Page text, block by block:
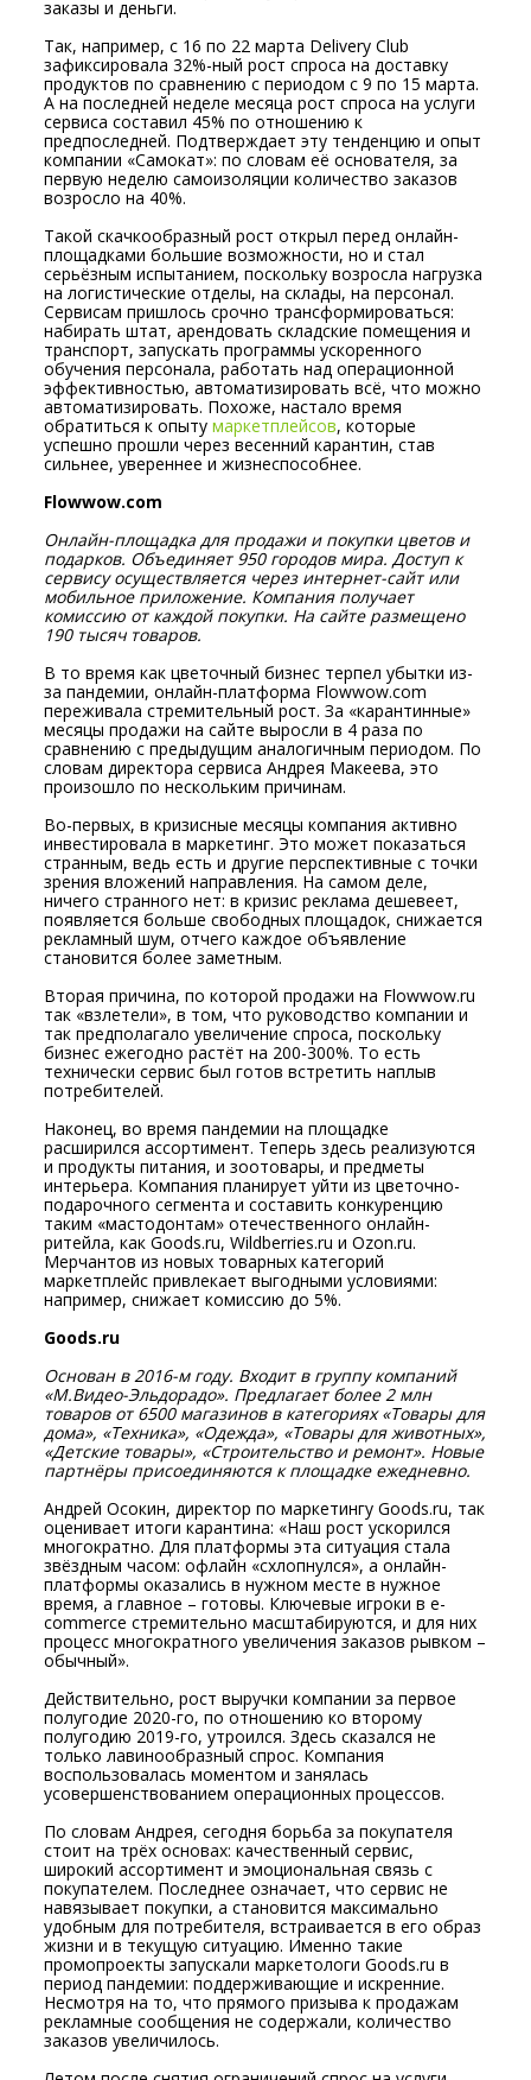
заказы и деньги.
Так, например, с 16 по 22 марта Delivery Club
зафиксировала 32%-ный рост спроса на доставку
продуктов по сравнению с периодом с 9 по 15 марта.
А на последней неделе месяца рост спроса на услуги
сервиса составил 45% по отношению к
предпоследней. Подтверждает эту тенденцию и опыт
компании «Самокат»: по словам её основателя, за
первую неделю самоизоляции количество заказов
возросло на 40%.
Такой скачкообразный рост открыл перед онлайн-
площадками большие возможности, но и стал
серьёзным испытанием, поскольку возросла нагрузка
на логистические отделы, на склады, на персонал.
Сервисам пришлось срочно трансформироваться:
набирать штат, арендовать складские помещения и
транспорт, запускать программы ускоренного
обучения персонала, работать над операционной
эффективностью, автоматизировать всё, что можно
автоматизировать. Похоже, настало время
обратиться к опытумаркетплейсов, которые
успешно прошли через весенний карантин, став
сильнее, увереннее и жизнеспособнее.
Flowwow.com
Онлайн-площадка для продажи и покупки цветов и
подарков. Объединяет 950 городов мира. Доступ к
сервису осуществляется через интернет-сайт или
мобильное приложение. Компания получает
комиссию от каждой покупки. На сайте размещено
190 тысяч товаров.
В то время как цветочный бизнес терпел убытки из-
за пандемии, онлайн-платформа Flowwow.com
переживала стремительный рост. За «карантинные»
месяцы продажи на сайте выросли в 4 раза по
сравнению с предыдущим аналогичным периодом. По
словам директора сервиса Андрея Макеева, это
произошло по нескольким причинам.
Во-первых, в кризисные месяцы компания активно
инвестировала в маркетинг. Это может показаться
странным, ведь есть и другие перспективные с точки
зрения вложений направления. На самом деле,
ничего странного нет: в кризис реклама дешевеет,
появляется больше свободных площадок, снижается
рекламный шум, отчего каждое объявление
становится более заметным.
Вторая причина, по которой продажи на Flowwow.ru
так «взлетели», в том, что руководство компании и
так предполагало увеличение спроса, поскольку
бизнес ежегодно растёт на 200-300%. То есть
технически сервис был готов встретить наплыв
потребителей.
Наконец, во время пандемии на площадке
расширился ассортимент. Теперь здесь реализуются
и продукты питания, и зоотовары, и предметы
интерьера. Компания планирует уйти из цветочно-
подарочного сегмента и составить конкуренцию
таким «мастодонтам» отечественного онлайн-
ритейла, как Goods.ru, Wildberries.ru и Ozon.ru.
Мерчантов из новых товарных категорий
маркетплейс привлекает выгодными условиями:
например, снижает комиссию до 5%.
Goods.ru
Основан в 2016-м году. Входит в группу компаний
«М.Видео-Эльдорадо». Предлагает более 2 млн
товаров от 6500 магазинов в категориях «Товары для
дома», «Техника», «Одежда», «Товары для животных»,
«Детские товары», «Строительство и ремонт». Новые
партнёры присоединяются к площадке ежедневно.
Андрей Осокин, директор по маркетингу Goods.ru, так
оценивает итоги карантина: «Наш рост ускорился
многократно. Для платформы эта ситуация стала
звёздным часом: офлайн «схлопнулся», а онлайн-
платформы оказались в нужном месте в нужное
время, а главное – готовы. Ключевые игроки в e-
commerce стремительно масштабируются, и для них
процесс многократного увеличения заказов рывком –
обычный».
Действительно, рост выручки компании за первое
полугодие 2020-го, по отношению ко второму
полугодию 2019-го, утроился. Здесь сказался не
только лавинообразный спрос. Компания
воспользовалась моментом и занялась
усовершенствованием операционных процессов.
По словам Андрея, сегодня борьба за покупателя
стоит на трёх основах: качественный сервис,
широкий ассортимент и эмоциональная связь с
покупателем. Последнее означает, что сервис не
навязывает покупки, а становится максимально
удобным для потребителя, встраивается в его образ
жизни и в текущую ситуацию. Именно такие
промопроекты запускали маркетологи Goods.ru в
период пандемии: поддерживающие и искренние.
Несмотря на то, что прямого призыва к продажам
рекламные сообщения не содержали, количество
заказов увеличилось.